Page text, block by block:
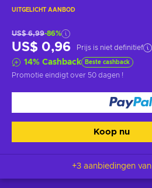
UITGELICHT AANBOD
US$ 6,99-86%
US$ 0,96 Prijs is niet definitief
14% Cashback Beste cashback
Promotie eindigt over 50 dagen !
Koop nu
+3 aanbiedingen van